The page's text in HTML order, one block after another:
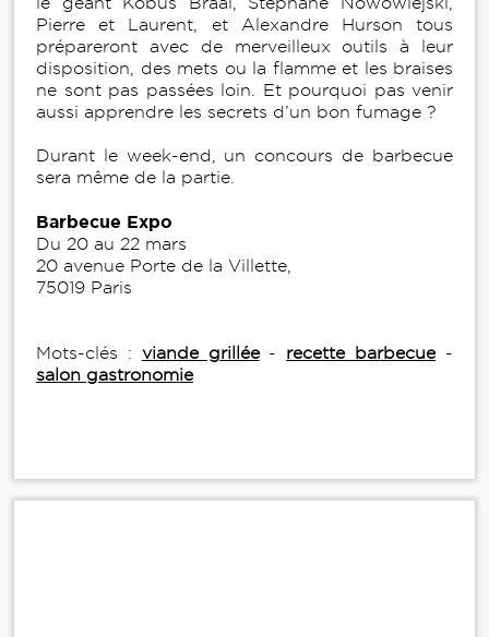
Pierre et Laurent, et Alexandre Hurson tous
prépareront avec de merveilleux outils à leur
disposition, des mets ou la flamme et les braises
ne sont pas passées loin. Et pourquoi pas venir
aussi apprendre les secrets d’un bon fumage ?
Durant le week-end, un concours de barbecue
sera même de la partie.
Barbecue Expo
Du 20 au 22 mars
20 avenue Porte de la Villette,
75019 Paris
Mots-clés : viande grillée- recette barbecue-
salon gastronomie